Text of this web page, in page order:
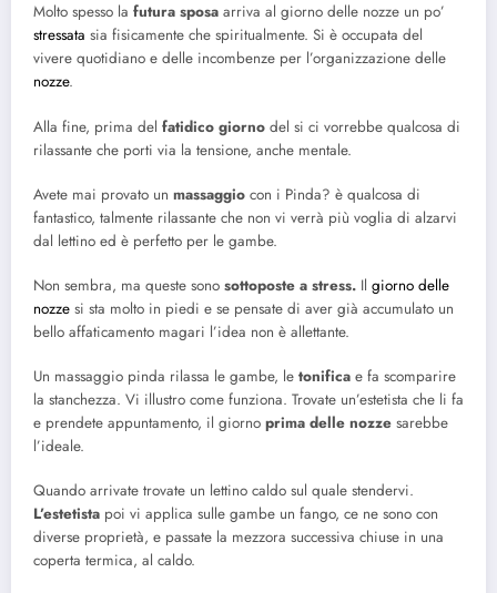
Molto spesso la futura sposa arriva al giorno delle nozze un po’
stressata sia fisicamente che spiritualmente. Si è occupata del
vivere quotidiano e delle incombenze per l’organizzazione delle
nozze.
Alla fine, prima del fatidico giorno del si ci vorrebbe qualcosa di
rilassante che porti via la tensione, anche mentale.
Avete mai provato un massaggio con i Pinda? è qualcosa di
fantastico, talmente rilassante che non vi verrà più voglia di alzarvi
dal lettino ed è perfetto per le gambe.
Non sembra, ma queste sono sottoposte a stress. Il giorno delle
nozze si sta molto in piedi e se pensate di aver già accumulato un
bello affaticamento magari l’idea non è allettante.
Un massaggio pinda rilassa le gambe, le tonifica e fa scomparire
la stanchezza. Vi illustro come funziona. Trovate un’estetista che li fa
e prendete appuntamento, il giorno prima delle nozze sarebbe
l’ideale.
Quando arrivate trovate un lettino caldo sul quale stendervi.
L’estetista poi vi applica sulle gambe un fango, ce ne sono con
diverse proprietà, e passate la mezzora successiva chiuse in una
coperta termica, al caldo.